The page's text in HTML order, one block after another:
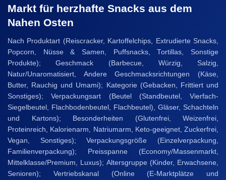
Markt für herzhafte Snacks aus dem
Nahen Osten
Nach Produktart (Reiscracker, Kartoffelchips, Extrudierte Snacks,
Popcorn, Nüsse & Samen, Puffsnacks, Tortillas, Sonstige
Produkte); Geschmack (Barbecue, Würzig, Salzig,
Natur/Unaromatisiert, Andere Geschmacksrichtungen (Käse,
Butter, Rauchig und Umami); Kategorie (Gebacken, Frittiert und
Sonstiges); Verpackungsart (Beutel (Standbeutel, Vierfach-
Siegelbeutel, Flachbodenbeutel, Flachbeutel), Gläser, Schachteln
und Kartons); Besonderheiten (Glutenfrei, Weizenfrei,
Proteinreich, Kalorienarm, Natriumarm, Keto-geeignet, Zuckerfrei,
Vegan, Sonstiges); Verpackungsgröße (Einzelverpackung,
Familienverpackung); Preisspanne (Economy/Massenmarkt,
Mittelklasse/Premium, Luxus); Altersgruppe (Kinder, Erwachsene,
Senioren); Vertriebskanal (Online (E-Marktplätze und